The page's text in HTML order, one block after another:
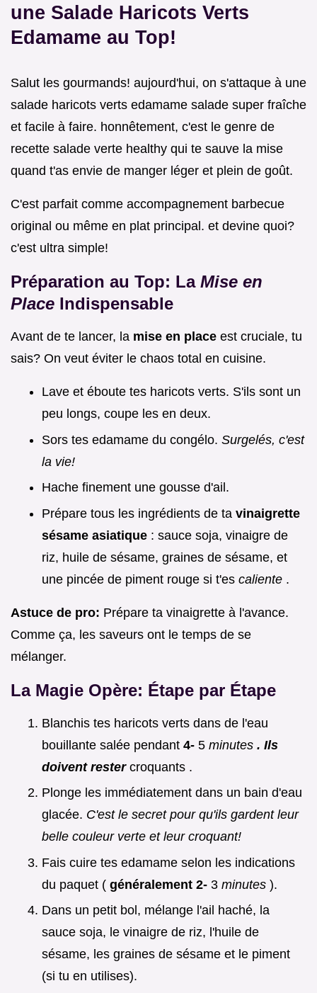
une Salade Haricots Verts
Edamame au Top!
Salut les gourmands! aujourd'hui, on s'attaque à une
salade haricots verts edamame salade super fraîche
et facile à faire. honnêtement, c'est le genre de
recette salade verte healthy qui te sauve la mise
quand t'as envie de manger léger et plein de goût.
C'est parfait comme accompagnement barbecue
original ou même en plat principal. et devine quoi?
c'est ultra simple!
Préparation au Top: La Mise en
Place Indispensable
Avant de te lancer, la mise en place est cruciale, tu
sais? On veut éviter le chaos total en cuisine.
Lave et éboute tes haricots verts. S'ils sont un
peu longs, coupe les en deux.
Sors tes edamame du congélo. Surgelés, c'est
la vie!
Hache finement une gousse d'ail.
Prépare tous les ingrédients de ta vinaigrette
sésame asiatique : sauce soja, vinaigre de
riz, huile de sésame, graines de sésame, et
une pincée de piment rouge si t'es caliente .
Astuce de pro: Prépare ta vinaigrette à l'avance.
Comme ça, les saveurs ont le temps de se
mélanger.
La Magie Opère: Étape par Étape
Blanchis tes haricots verts dans de l'eau
bouillante salée pendant 4- 5 minutes . Ils
doivent rester croquants .
Plonge les immédiatement dans un bain d'eau
glacée. C'est le secret pour qu'ils gardent leur
belle couleur verte et leur croquant!
Fais cuire tes edamame selon les indications
du paquet ( généralement 2- 3 minutes ).
Dans un petit bol, mélange l'ail haché, la
sauce soja, le vinaigre de riz, l'huile de
sésame, les graines de sésame et le piment
(si tu en utilises).